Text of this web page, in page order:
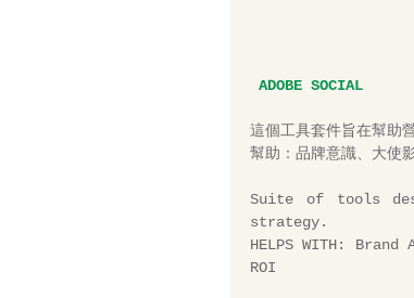
ADOBE SOCIAL
這個工具套件旨在幫助
幫助：品牌意識、大使
Suite of tools
strategy.
HELPS WITH:
ROI